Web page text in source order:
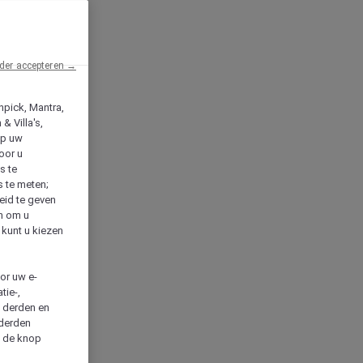
Mantra,
& Villa's,
uw
u
te
te meten;
te geven
om u
u kiezen
uw e-
,
en
de knop
accepteren →